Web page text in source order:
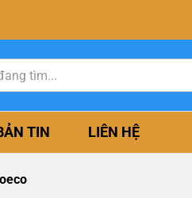
TIN LIÊN HỆ